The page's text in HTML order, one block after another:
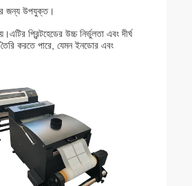
জন্য উপযুক্ত।
প্রিন্টহেডের উচ্চ নির্ভুলতা এবং দীর্ঘ
করতে পারে, যেমন ইনডোর এবং